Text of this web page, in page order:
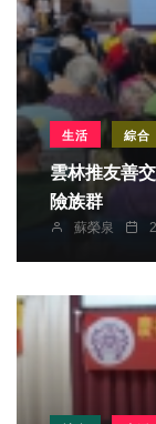
生活 綜合
雲林推友善
險族群
蘇榮泉